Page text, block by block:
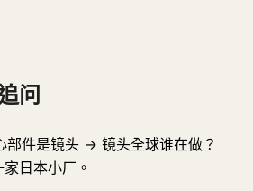
问
件是镜头 → 镜头全球谁在做？
日本小厂。